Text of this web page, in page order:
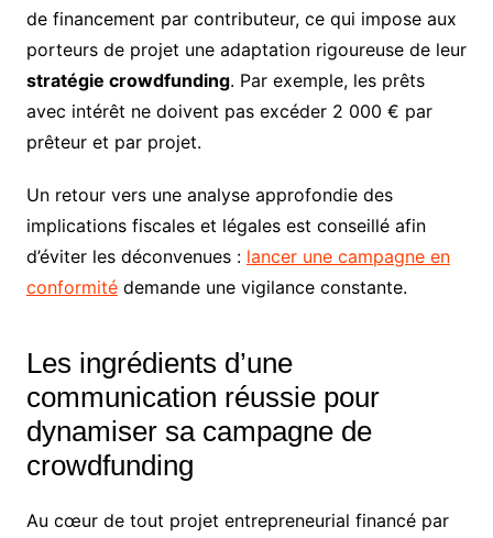
de financement par contributeur, ce qui impose aux
porteurs de projet une adaptation rigoureuse de leur
stratégie crowdfunding. Par exemple, les prêts
avec intérêt ne doivent pas excéder 2 000 € par
prêteur et par projet.
Un retour vers une analyse approfondie des
implications fiscales et légales est conseillé afin
d’éviter les déconvenues : lancer une campagne en
conformitédemande une vigilance constante.
Les ingrédients d’une
communication réussie pour
dynamiser sa campagne de
crowdfunding
Au cœur de tout projet entrepreneurial financé par